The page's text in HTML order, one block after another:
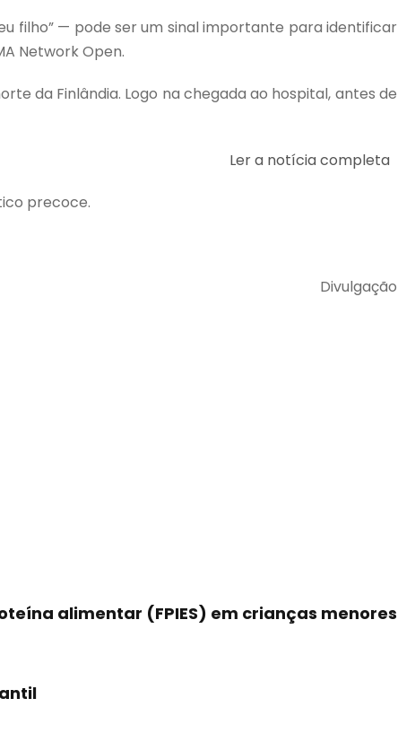
filho” — pode ser um sinal importante para identificar
Network Open.
da Finlândia. Logo na chegada ao hospital, antes de
Ler a notícia completa
precoce.
Divulgação
alimentar (FPIES) em crianças menores